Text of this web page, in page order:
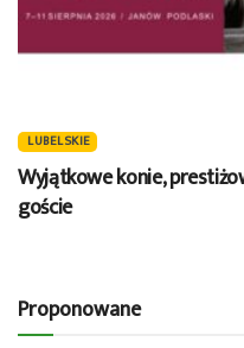
LUBELSKIE
Wyjątkowe konie,
goście
Proponowane